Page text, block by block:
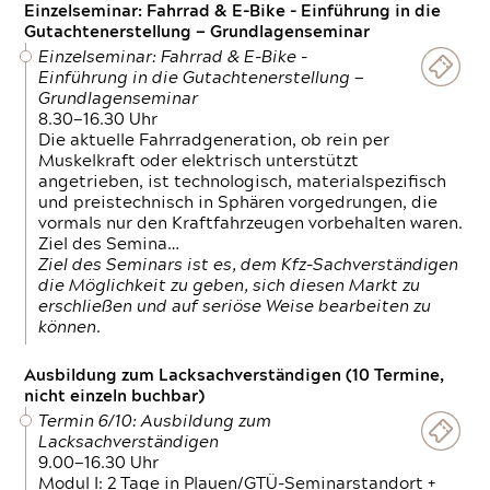
Einzelseminar: Fahrrad & E-Bike - Einführung in die
Gutachtenerstellung — Grundlagenseminar
Einzelseminar: Fahrrad & E-Bike -
Einführung in die Gutachtenerstellung —
Grundlagenseminar
8.30—16.30 Uhr
Die aktuelle Fahrradgeneration, ob rein per
Muskelkraft oder elektrisch unterstützt
angetrieben, ist technologisch, materialspezifisch
und preistechnisch in Sphären vorgedrungen, die
vormals nur den Kraftfahrzeugen vorbehalten waren.
Ziel des Semina…
Ziel des Seminars ist es, dem Kfz-Sachverständigen
die Möglichkeit zu geben, sich diesen Markt zu
erschließen und auf seriöse Weise bearbeiten zu
können.
Ausbildung zum Lacksachverständigen (10 Termine,
nicht einzeln buchbar)
Termin 6/10: Ausbildung zum
Lacksachverständigen
9.00—16.30 Uhr
Modul I: 2 Tage in Plauen/GTÜ-Seminarstandort +